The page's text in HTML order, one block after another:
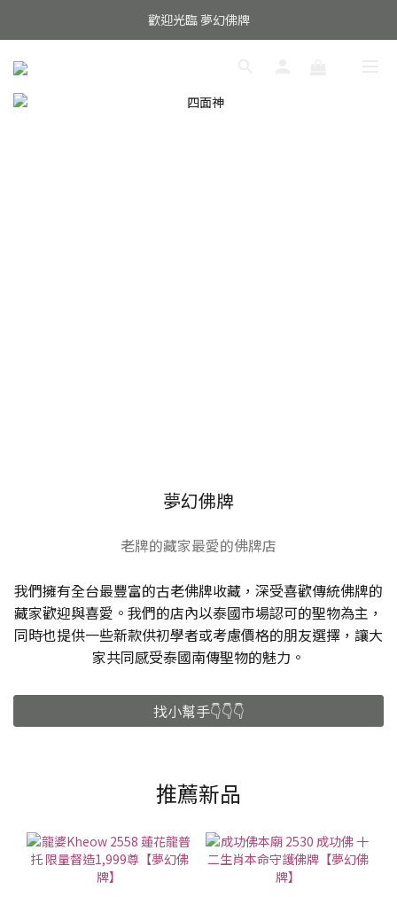
歡迎光臨 夢幻佛牌
夢幻佛牌
老牌的藏家最愛的佛牌店
我們擁有全台最豐富的古老佛牌收藏，深受喜歡傳統佛牌的
藏家歡迎與喜愛。我們的店內以泰國市場認可的聖物為主，
同時也提供一些新款供初學者或考慮價格的朋友選擇，讓大
家共同感受泰國南傳聖物的魅力。
找小幫手👇👇👇
推薦新品